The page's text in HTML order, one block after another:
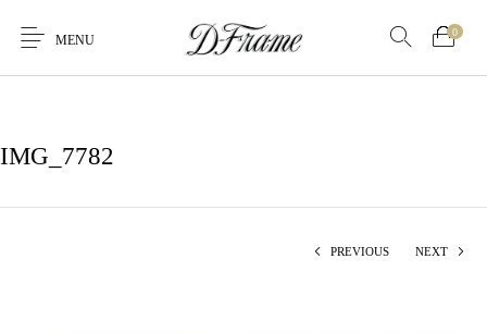
MENU
0
IMG_7782
PREVIOUS NEXT